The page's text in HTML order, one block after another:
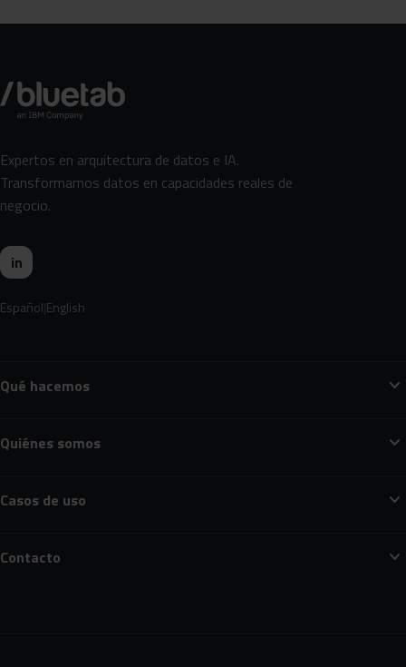
Expertos en arquitectura de datos e IA.
Transformamos datos en capacidades reales de
negocio.
in
Español English
Qué hacemos expand_more
Quiénes somos expand_more
Casos de uso expand_more
Contacto expand_more